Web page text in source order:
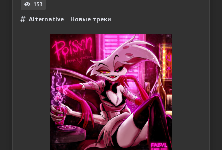
153
Alternative | Новые треки